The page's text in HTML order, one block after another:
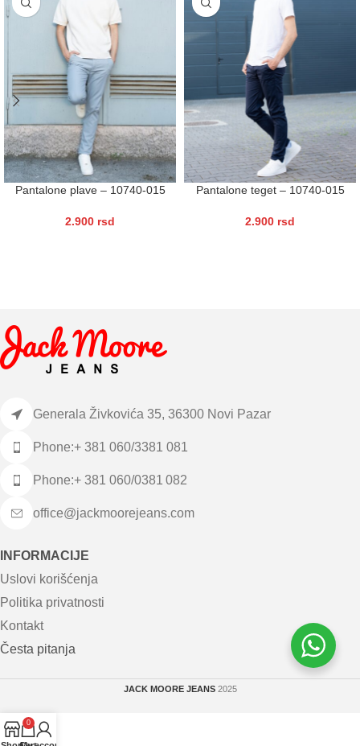
Pantalone plave – 10740-015
2.900 rsd
Pantalone teget – 10740-015
2.900 rsd
Generala Živkovića 35, 36300 Novi Pazar
Phone:+ 381 060/3381 081
Phone:+ 381 060/0381 082
office@jackmoorejeans.com
INFORMACIJE
Uslovi korišćenja
Politika privatnosti
Kontakt
Česta pitanja
JACK MOORE JEANS 2025
0